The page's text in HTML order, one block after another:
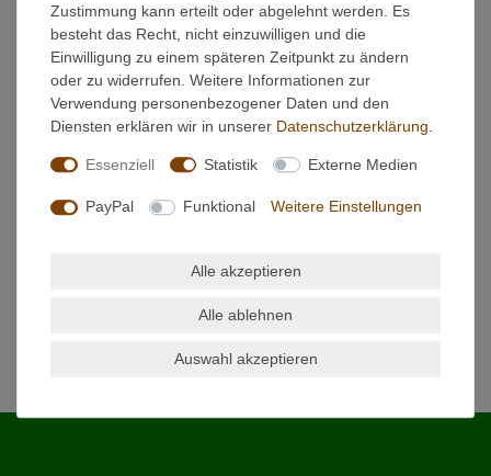
Beschreibung
Weitere Details
Hersteller
Gute solide Pinselserie mit guter Farbaufnahme,
Arbeiten mit allen wasser- und lösemittelhaltigen Farben und
Zustimmung kann erteilt oder abgelehnt werden. Es
besteht das Recht, nicht einzuwilligen und die
Einwilligung zu einem späteren Zeitpunkt zu ändern
oder zu widerrufen. Weitere Informationen zur
Verwendung personenbezogener Daten und den
Diensten erklären wir in unserer Daten­schutz­erklärung
Essenziell Statistik Externe Medien
PayPal Funktional Weitere Einstellungen
Alle akzeptieren
Alle ablehnen
Auswahl akzeptieren